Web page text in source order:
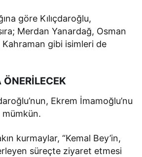
göre Kılıçdaroğlu,
Merdan Yanardağ, Osman
gibi isimleri de
Ekrem İmamoğlu’nu
kurmaylar, “Kemal Bey’in,
süreçte ziyaret etmesi